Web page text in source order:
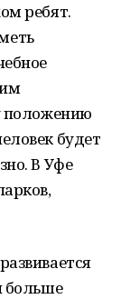
ребят.
положению
будет
В Уфе
больше